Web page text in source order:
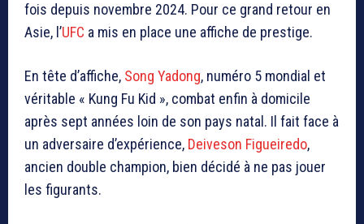
fois depuis novembre 2024. Pour ce grand retour en
Asie, l’UFC a mis en place une affiche de prestige.
En tête d’affiche, Song Yadong, numéro 5 mondial et
véritable « Kung Fu Kid », combat enfin à domicile
après sept années loin de son pays natal. Il fait face à
un adversaire d’expérience, Deiveson Figueiredo,
ancien double champion, bien décidé à ne pas jouer
les figurants.